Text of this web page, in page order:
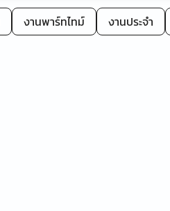
งานพาร์ทไทม์ งานประจำ